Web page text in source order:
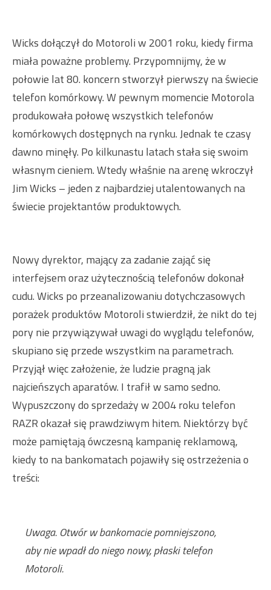
Wicks dołączył do Motoroli w 2001 roku, kiedy firma
miała poważne problemy. Przypomnijmy, że w
połowie lat 80. koncern stworzył pierwszy na świecie
telefon komórkowy. W pewnym momencie Motorola
produkowała połowę wszystkich telefonów
komórkowych dostępnych na rynku. Jednak te czasy
dawno minęły. Po kilkunastu latach stała się swoim
własnym cieniem. Wtedy właśnie na arenę wkroczył
Jim Wicks – jeden z najbardziej utalentowanych na
świecie projektantów produktowych.
Nowy dyrektor, mający za zadanie zająć się
interfejsem oraz użytecznością telefonów dokonał
cudu. Wicks po przeanalizowaniu dotychczasowych
porażek produktów Motoroli stwierdził, że nikt do tej
pory nie przywiązywał uwagi do wyglądu telefonów,
skupiano się przede wszystkim na parametrach.
Przyjął więc założenie, że ludzie pragną jak
najcieńszych aparatów. I trafił w samo sedno.
Wypuszczony do sprzedaży w 2004 roku telefon
RAZR okazał się prawdziwym hitem. Niektórzy być
może pamiętają ówczesną kampanię reklamową,
kiedy to na bankomatach pojawiły się ostrzeżenia o
treści:
Uwaga. Otwór w bankomacie pomniejszono,
aby nie wpadł do niego nowy, płaski telefon
Motoroli.